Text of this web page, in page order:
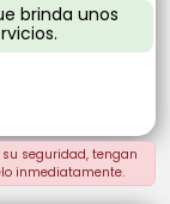
brinda unos
seguridad, tengan
inmediatamente.